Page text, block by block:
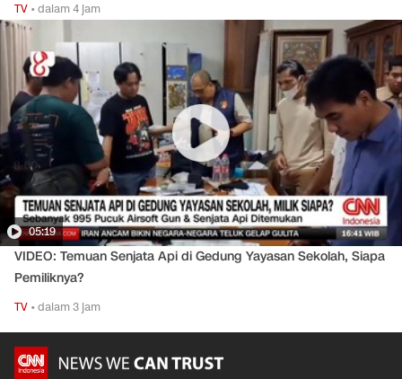
TV •dalam 4 jam
05:19
VIDEO: Temuan Senjata Api di Gedung Yayasan Sekolah, Siapa
Pemiliknya?
TV •dalam 3 jam